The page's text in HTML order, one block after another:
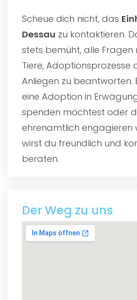
Scheue dich nicht, das
Dessau zu kontaktieren.
stets bemüht, alle Fragen
Tiere, Adoptionsprozesse
Anliegen zu beantworten.
eine Adoption in
spenden möchtest oder
ehrenamtlich engagieren
wirst du freundlich und
beraten.
Der Weg zu uns